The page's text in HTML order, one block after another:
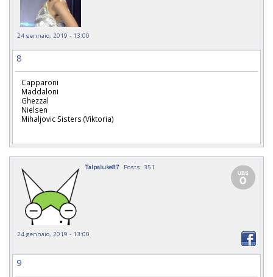
24 gennaio, 2019 - 13:00
8
Capparoni
Maddaloni
Ghezzal
Nielsen
Mihaljovic Sisters (Viktoria)
Talpaluke87 Posts: 351
24 gennaio, 2019 - 13:00
9